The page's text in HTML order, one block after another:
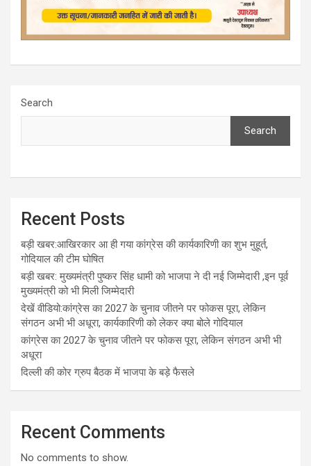
Search
Search
Recent Posts
बड़ी खबर:आखिरकार आ ही गया कांग्रेस की कार्यकारिणी का शुभ मुहूर्त,
गोदियाल की टीम घोषित
बड़ी खबर: मुख्यमंत्री पुष्कर सिंह धामी को भाजपा ने दी नई जिम्मेदारी ,इन पूर्व
मुख्यमंत्री को भी मिली जिम्मेदारी
देखें वीडियो:कांग्रेस का 2027 के चुनाव जीतने पर फोकस पूरा, लेकिन
संगठन अभी भी अधूरा, कार्यकारिणी को लेकर क्या बोले गोदियाल
कांग्रेस का 2027 के चुनाव जीतने पर फोकस पूरा, लेकिन संगठन अभी भी
अधूरा
दिल्ली की कोर ग्रुप बैठक में भाजपा के बड़े फैसले
Recent Comments
No comments to show.